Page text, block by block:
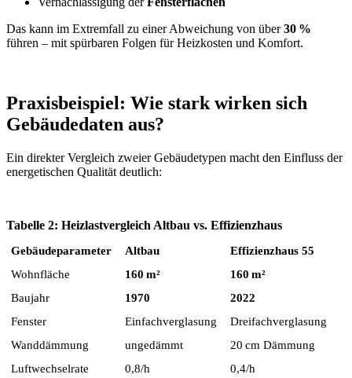
Das kann im Extremfall zu einer Abweichung von über30 %
führen – mit spürbaren Folgen für Heizkosten und Komfort.
Praxisbeispiel: Wie stark wirken sich
Gebäudedaten aus?
Ein direkter Vergleich zweier Gebäudetypen macht den Einfluss der
energetischen Qualität deutlich:
Tabelle 2: Heizlastvergleich Altbau vs. Effizienzhaus
Gebäudeparameter
Altbau
Effizienzhaus 55
Wohnfläche
160 m²
160 m²
Baujahr
1970
2022
Fenster
Einfachverglasung
Dreifachverglasung
Wanddämmung
ungedämmt
20 cm Dämmung
Luftwechselrate
0,8/h
0,4/h